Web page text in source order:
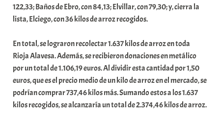
122,33; Baños de Ebro, con 84,13; Elvillar, con 79,30; y, cierra la
lista, Elciego, con 36 kilos de arroz recogidos.
En total, se lograron recolectar 1.637 kilos de arroz en toda
Rioja Alavesa. Además, se recibieron donaciones en metálico
por un total de 1.106,19 euros. Al dividir esta cantidad por 1,50
euros, que es el precio medio de un kilo de arroz en el mercado, se
podrían comprar 737,46 kilos más. Sumando estos a los 1.637
kilos recogidos, se alcanzaría un total de 2.374,46 kilos de arroz.